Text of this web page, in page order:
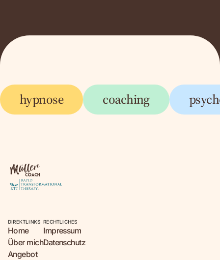
hypnose coaching
DIREKTLINKS
Home
Über mich
Angebot
RECHTLICHES
Impressum
Datenschutz